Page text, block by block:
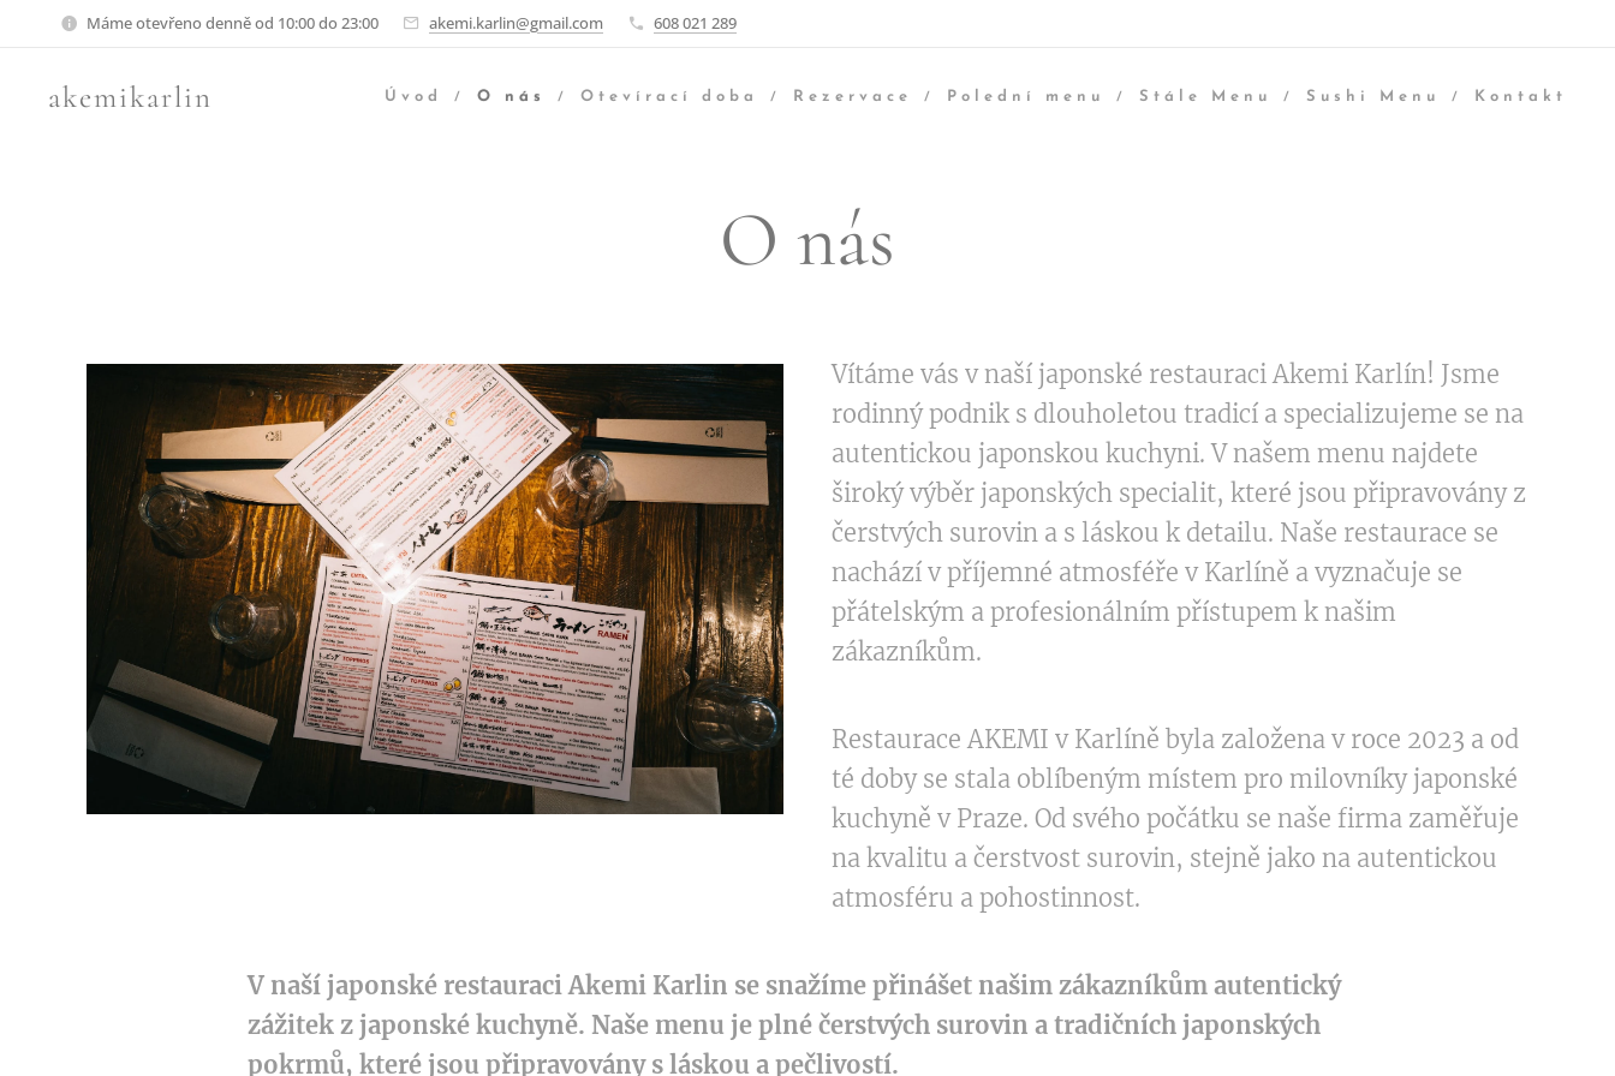
Máme otevřeno denně od 10:00 do 23:00 akemi.karlin@gmail.com 608 021 289
akemikarlin Úvod O nás Otevírací doba Rezervace Polední menu Stále Menu Sushi Menu Kontakt
O nás
Vítáme vás v naší japonské restauraci Akemi Karlín! Jsme
rodinný podnik s dlouholetou tradicí a specializujeme se na
autentickou japonskou kuchyni. V našem menu najdete
široký výběr japonských specialit, které jsou připravovány z
čerstvých surovin a s láskou k detailu. Naše restaurace se
nachází v příjemné atmosféře v Karlíně a vyznačuje se
přátelským a profesionálním přístupem k našim
zákazníkům.
Restaurace AKEMI v Karlíně byla založena v roce 2023 a od
té doby se stala oblíbeným místem pro milovníky japonské
kuchyně v Praze. Od svého počátku se naše firma zaměřuje
na kvalitu a čerstvost surovin, stejně jako na autentickou
atmosféru a pohostinnost.
V naší japonské restauraci Akemi Karlin se snažíme přinášet našim zákazníkům autentický
zážitek z japonské kuchyně. Naše menu je plné čerstvých surovin a tradičních japonských
pokrmů, které jsou připravovány s láskou a pečlivostí.